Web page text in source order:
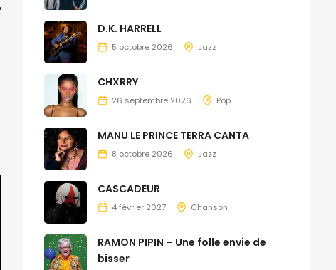
D.K. HARRELL
5 octobre 2026 Jazz
CHXRRY
26 septembre 2026 Pop
MANU LE PRINCE TERRA CANTA
8 octobre 2026 Jazz
CASCADEUR
4 février 2027 Chanson
RAMON PIPIN – Une folle envie de
bisser